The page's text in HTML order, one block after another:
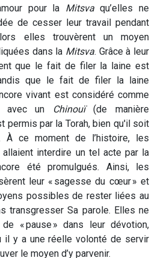
pour la Mitsvaqu’elles ne
de cesser leur travail pendant
elles trouvèrent un moyen
dans la Mitsva. Grâce à leur
que le fait de filer la laine est
que le fait de filer la laine
vivant est considéré comme
avec un Chinouï(de manière
permis par la Torah, bien qu'il soit
À ce moment de l’histoire, les
interdire un tel acte par la
été promulgués. Ainsi, les
leur « sagesse du cœur » et
possibles de rester liées au
transgresser Sa parole. Elles ne
« pause » dans leur dévotion,
il y a une réelle volonté de servir
le moyen d’y parvenir.